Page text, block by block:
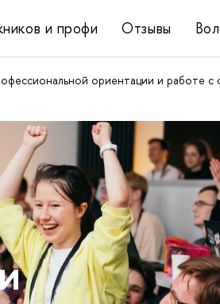
и профи Отзывы
ориентации и работе с